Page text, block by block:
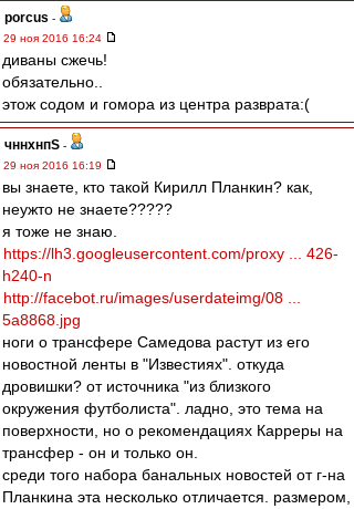
porcus -
29 ноя 2016 16:24
диваны сжечь!
обязательно..
этож содом и гомора из центра разврата:(
чннхнпS -
29 ноя 2016 16:19
вы знаете, кто такой Кирилл Планкин? как,
неужто не знаете?????
я тоже не знаю.
https://lh3.googleusercontent.com/proxy ... 426-
h240-n
http://facebot.ru/images/userdateimg/08 ...
5a8868.jpg
ноги о трансфере Самедова растут из его
новостной ленты в "Известиях". откуда
дровишки? от источника "из близкого
окружения футболиста". ладно, это тема на
поверхности, но о рекомендациях Карреры на
трансфер - он и только он.
среди того набора банальных новостей от г-на
Планкина эта несколько отличается. размером,